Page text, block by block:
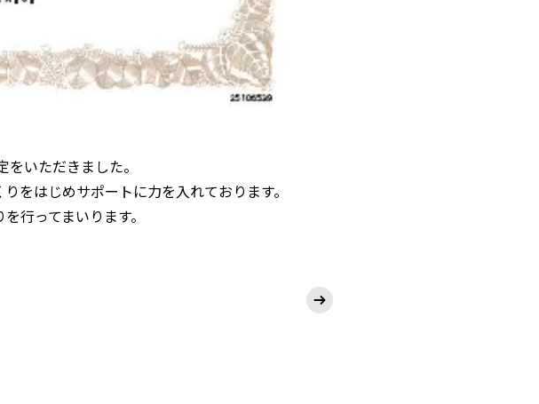
いただきました。
をはじめサポートに力を入れております。
行ってまいります。